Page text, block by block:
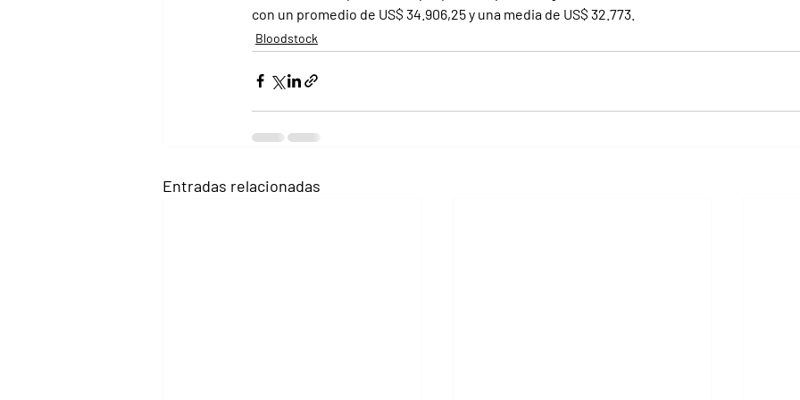
con un promedio de US$ 34.906,25 y una media de US$ 32.773.
Bloodstock
Entradas relacionadas